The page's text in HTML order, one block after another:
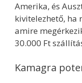
Amerika, és
kivitelezhető, ha
amire
30.000 Ft
Kamagra